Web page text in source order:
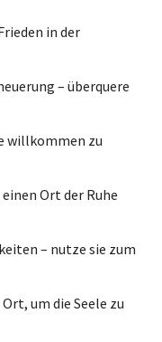
in der
– überquere
willkommen zu
Ort der Ruhe
– nutze sie zum
um die Seele zu